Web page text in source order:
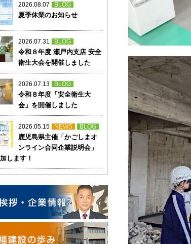
2026.08.07 BLOG
夏季休業のお知らせ
2026.07.31 BLOG
令和８年度 瀬戸内支店 安全
衛生大会を開催しました
2026.07.13 BLOG
令和８年度「安全衛生大
会」を開催しました
2026.05.15 NEWS BLOG
鹿児島県主催「かごしまオ
ンライン合同企業説明会」
します！